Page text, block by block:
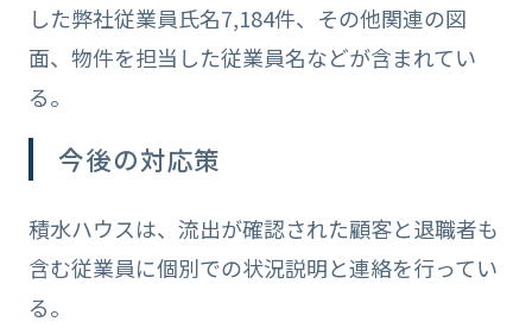
した弊社従業員氏名7,184件、その他関連の図
面、物件を担当した従業員名などが含まれてい
る。
今後の対応策
積水ハウスは、流出が確認された顧客と退職者も
含む従業員に個別での状況説明と連絡を行ってい
る。